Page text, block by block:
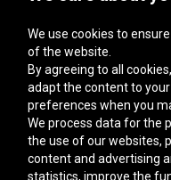
We use cookies to
of the website.
By agreeing to all
adapt the content to
preferences when you
We process data for the
the use of our websites,
content and advertising
statistics, improve the